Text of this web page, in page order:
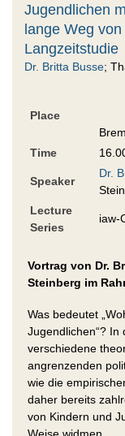
Jugendlichen
lange Weg
Langzeitstudie
Dr. Britta Busse;
Place
Time
Speaker
Dr.
Lecture
Series
iaw-
Vortrag von Dr.
Steinberg im
Was bedeutet
Jugendlichen“? In
verschiedene
angrenzenden
wie die
daher bereits
von Kindern und
Weise widmen.